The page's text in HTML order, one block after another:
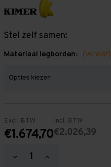
Stel zelf samen:
Materiaal legborden: (Vereist)
Excl. BTW
€1.674,70
Incl. BTW
€2.026,39
HoeveelheidHoeveelheid